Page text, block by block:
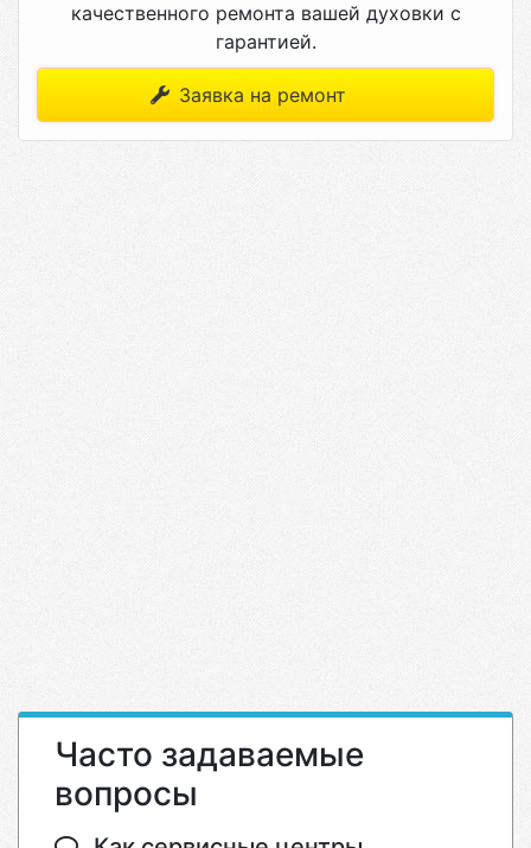
качественного ремонта вашей духовки с
гарантией.
Заявка на ремонт
Часто задаваемые
вопросы